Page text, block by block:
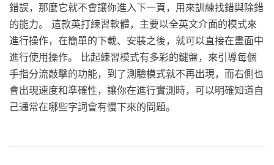
錯誤，那麼它就不會讓你進入下一頁，用來訓練找錯與除錯
的能力。 這款英打練習軟體，主要以全英文介面的模式來
進行操作，在簡單的下載、安裝之後，就可以直接在畫面中
進行使用操作。 比起練習模式有多彩的鍵盤，來引導每個
手指分流敲擊的功能，到了測驗模式就不再出現，而右側也
會出現速度和準確性，讓你在進行實測時，可以明確知道自
己通常在哪些字詞會有慢下來的問題。